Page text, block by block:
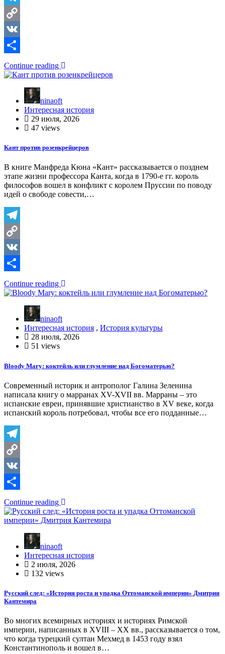
Telegram
Copy
Link
VK
Отправить
Continue reading
ninaoft
Интересная история
29 июля, 2026
47 views
Кант против розенкрейцеров
В книге Манфреда Кюна «Кант» рассказывается о позднем
этапе жизни профессора Канта, когда в 1790-е гг. король
философов вошел в конфликт с королем Пруссии по поводу
идей о свободе совести,…
Telegram
Copy
Link
VK
Отправить
Continue reading
ninaoft
Интересная история , История культуры
28 июля, 2026
51 views
Bloody Mary: коктейль или глумление над Богоматерью?
Современный историк и антрополог Галина Зеленина
написала книгу о марранах XV-XVII вв. Марраны – это
испанские евреи, принявшие христианство в XV веке, когда
испанский король потребовал, чтобы все его подданные…
Telegram
Copy
Link
VK
Отправить
Continue reading
ninaoft
Интересная история
2 июля, 2026
132 views
Русский след: «История роста и упадка Оттоманской империи» Дмитрия
Кантемира
Во многих всемирных историях и историях Римской
империи, написанных в XVIII – XX вв., рассказывается о том,
что когда турецкий султан Мехмед в 1453 году взял
Константинополь и вошел в…